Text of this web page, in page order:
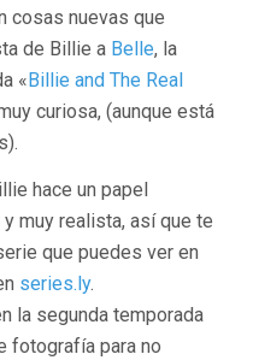
cosas nuevas que
de Billie a Belle, la
«Billie and The Real
curiosa, (aunque está
hace un papel
muy realista, así que te
que puedes ver en
series.ly.
la segunda temporada
fotografía para no